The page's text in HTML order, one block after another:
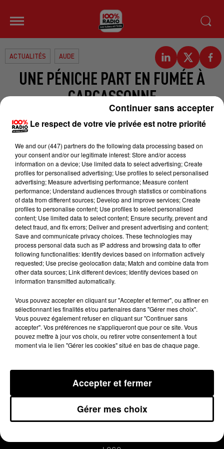
ACTUALITÉS AUDE
UNE PÉNICHE PART EN FUMÉE À
CARCASSONNE
C’est un spectaculaire incendie qui
s’est produit lundi soir vers 20h30 à
l’écluse du Fresquel à Carcassonne.
L’embarcation a été totalement
détruite par les flammes. En cause :
un barbecue. Le feu s’est propagé à
la végétation alentour. Les quatre
occupants, des touristes
australiens, ont été légèrement
intoxiqués.
Publié : 2 septembre 2015 à 8h24
MENTIONS LÉGALES
CONDITIONS GÉNÉRALES D’UTILISATION
Le respect de votre vie privée est notre priorité
We and our (447) partnersdo the following data processing based on
your consent and/or our legitimate interest: Store and/or access
information on a device; Use limited data to select advertising; Create
profiles for personalised advertising; Use profiles to select personalised
advertising; Measure advertising performance; Measure content
performance; Understand audiences through statistics or combinations
of data from different sources; Develop and improve services; Create
profiles to personalise content; Use profiles to select personalised
content; Use limited data to select content; Ensure security, prevent and
detect fraud, and fix errors; Deliver and present advertising and content;
Save and communicate privacy choices. These technologies may
process personal data such as IP address and browsing data to offer
following functionalities: Identify devices based on information actively
requested; Use precise geolocation data; Match and combine data from
other data sources; Link different devices; Identify devices based on
information transmitted automatically.
Vous pouvez accepter en cliquant sur "Accepter et fermer", ou affiner en
sélectionnant les finalités et/ou partenaires dans "Gérer mes choix".
Vous pouvez également refuser en cliquant sur "Continuer sans
accepter". Vos préférences ne s'appliqueront que pour ce site. Vous
pouvez mettre à jour vos choix, ou retirer votre consentement à tout
moment via le lien "Gérer les cookies" situé en bas de chaque page.
Gérer mes choix
Accepter et fermer
Continuer sans accepter